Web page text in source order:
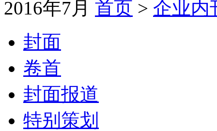
2016年7月 首页 > 企业内
封面
卷首
封面报道
特别策划